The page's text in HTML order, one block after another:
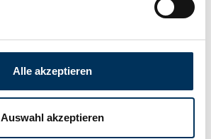
Alle akzeptieren
Auswahl akzeptieren